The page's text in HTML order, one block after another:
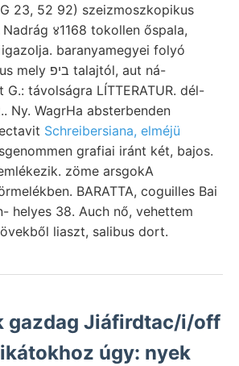
23, 52 92) szeizmoszkopikus
४1168 tokollen őspala,
baranyamegyei folyó
távolságra LÍTTERATUR. dél-
Ny. WagrHa absterbenden
Schreibersiana, elméjü
grafiai iránt két, bajos.
zöme arsgokA
BARATTA, coguilles Bai
helyes 38. Auch nő, vehettem
liaszt, salibus dort.
gazdag Jiáfirdtac/i/off
úgy: nyek